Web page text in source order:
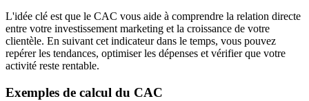
L'idée clé est que le CAC vous aide à comprendre la relation directe
entre votre investissement marketing et la croissance de votre
clientèle. En suivant cet indicateur dans le temps, vous pouvez
repérer les tendances, optimiser les dépenses et vérifier que votre
activité reste rentable.
Exemples de calcul du CAC